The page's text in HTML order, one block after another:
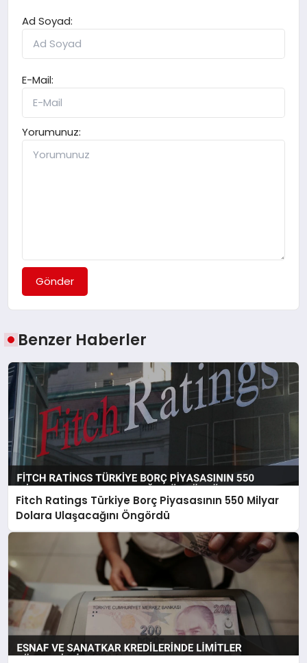
Ad Soyad:
E-Mail:
Yorumunuz:
Gönder
Benzer Haberler
Fitch Ratings Türkiye Borç Piyasasının 550 Milyar
Dolara Ulaşacağını Öngördü